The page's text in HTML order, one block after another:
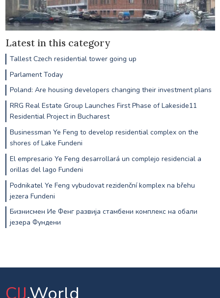
Latest in this category
Tallest Czech residential tower going up
Parlament Today
Poland: Are housing developers changing their investment plans
RRG Real Estate Group Launches First Phase of Lakeside11
Residential Project in Bucharest
Businessman Ye Feng to develop residential complex on the
shores of Lake Fundeni
El empresario Ye Feng desarrollará un complejo residencial a
orillas del lago Fundeni
Podnikatel Ye Feng vybudovat rezidenční komplex na břehu
jezera Fundeni
Бизнисмен Ие Фенг развија стамбени комплекс на обали
језера Фундени
CIJ.World